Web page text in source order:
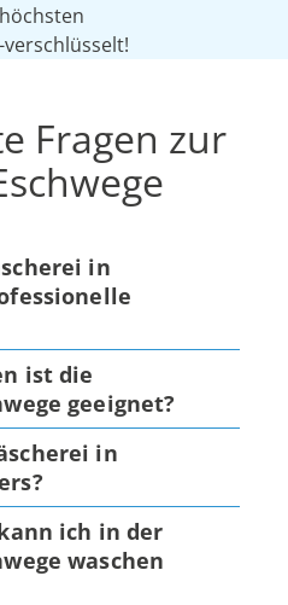
Fragen zur
in
ist die
geeignet?
in
ich in der
waschen